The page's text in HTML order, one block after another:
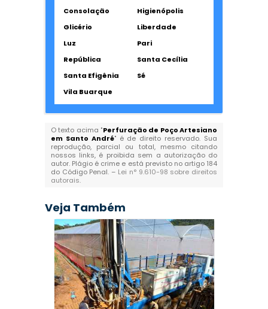
Consolação
Higienópolis
Glicério
Liberdade
Luz
Pari
República
Santa Cecília
Santa Efigênia
Sé
Vila Buarque
O texto acima "Perfuração de Poço Artesiano
em Santo André" é de direito reservado. Sua
reprodução, parcial ou total, mesmo citando
nossos links, é proibida sem a autorização do
autor. Plágio é crime e está previsto no artigo 184
do Código Penal. – Lei n° 9.610-98 sobre direitos
autorais.
Veja Também